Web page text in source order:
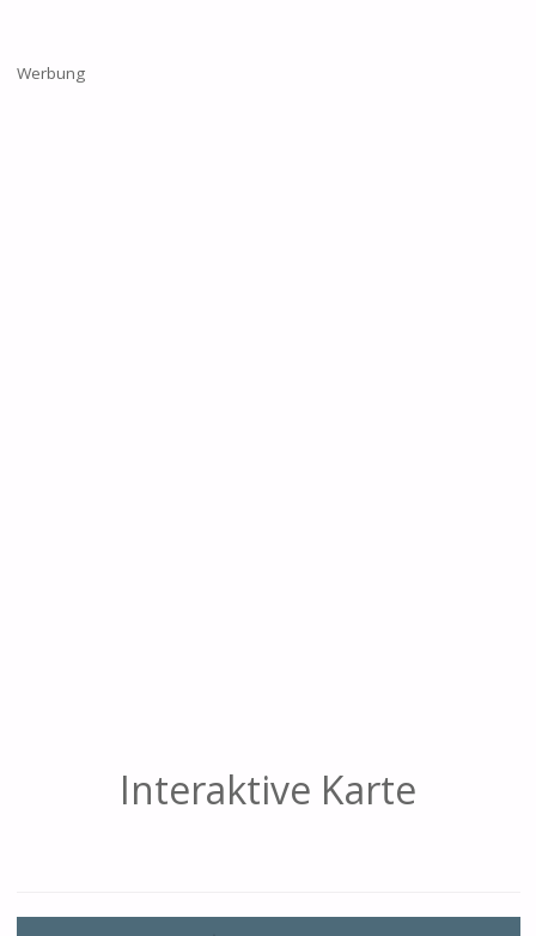
Werbung
Interaktive Karte